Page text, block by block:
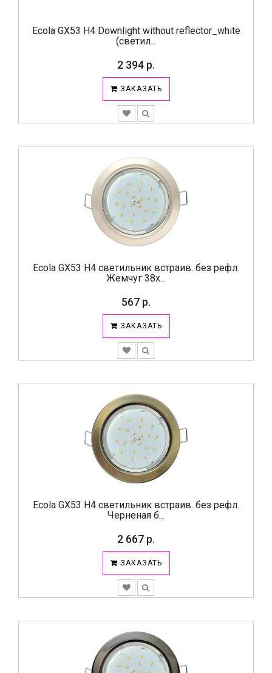
Ecola GX53 H4 Downlight without reflector_white
(светил...
2 394 р.
ЗАКАЗАТЬ
Ecola GX53 H4 светильник встраив. без рефл.
Жемчуг 38x...
567 р.
ЗАКАЗАТЬ
Ecola GX53 H4 светильник встраив. без рефл.
Черненая б...
2 667 р.
ЗАКАЗАТЬ